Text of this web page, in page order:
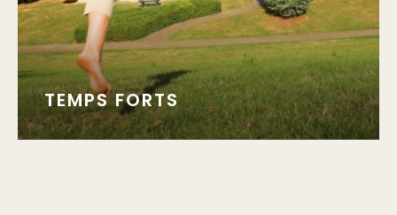
TEMPS FORTS